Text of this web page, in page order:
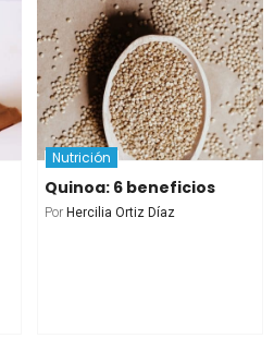
Nutrición
Quinoa: 6 beneficios
Por Hercilia Ortiz Díaz